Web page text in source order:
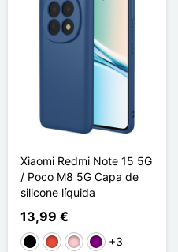
Xiaomi Redmi Note 15 5G
/ Poco M8 5G Capa de
silicone líquida
13,99 €
PretoVermelho
RosaPúrpura
+3